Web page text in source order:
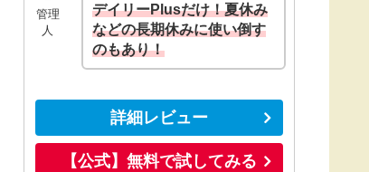
管理
人
デイリーPlusだけ！夏休み
などの長期休みに使い倒す
のもあり！
詳細レビュー
【公式】無料で試してみる